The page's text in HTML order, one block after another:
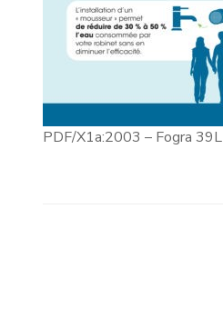
PDF/X1a:2003 – Fogra 39L